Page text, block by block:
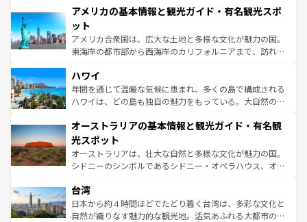
ンツ一覧を参照してほしい。
の建物がそのまま残る町や、スイスならではのユニークな
博物館もあり、アルプス観光だけでなく町歩きも満喫する
ことができる。国民の所得が高いため物価も高いが、旅行
者向けの交通パス提供のサービスもあり、うまく活用すれ
着のスイス情報は
アメリカの基本情報と観光ガイド・有名観光スポ
ット
アメリカ合衆国は、広大な土地と多様な文化が魅力の国。
東海岸の都市部から西海岸のカリフォルニアまで、訪れる
のような巨大都市は、観光、ショッピング、エンターテイ
ンメントが詰まった刺激的なスポットだ。一方、アメリカ
西部には大自然が広がり、グランドキャニオンやイエロー
部のニューオーリンズでは、音楽と美食が融合した独特の
文化が魅力。旅行者はアメリカの各地域で異なる魅力を楽
しみながら、その多様性と豊かな歴史を感じることができ
るだろう。車でのロードトリップや列車の旅も、アメリカ
情報は
ハワイ
年間を通じて温暖な気候に恵まれ、多くの島で構成される
ハワイは、どの島も独自の魅力をもっている。大自然の神
ワイ島は見逃せない。また、定番の観光地といえばオアフ
島だが、静かな自然を求めるならマウイ島やカウアイ島が
おすすめ。エメラルドグリーンに輝く海をはじめ、豊かな
文化や歴史が息づいている。「アロハスピリット」と呼ば
人々、おいしいローカルフードやハワイアンミュージッ
ク、伝統的なフラダンスなど、すべてがハワイの魅力を彩
っている。訪れるたびに新しい発見と感動が待っているハ
オーストラリアの基本情報と観光ガイド・有名観
光スポット
オーストラリアは、壮大な自然と多様な文化が魅力の国。
シドニーのシンボルであるシドニー・オペラハウス、オー
リアリーフや大陸中央部にそびえるウルル（エアーズロッ
ク）、タスマニアの美しい原生林やケアンズの熱帯雨林な
ど、見どころがたくさん。また、カフェやワイン、オージ
台湾
日本から約４時間ほどでたどり着く台湾は、多彩な文化と
自然が織りなす魅力的な観光地。活気あふれる大都市の台